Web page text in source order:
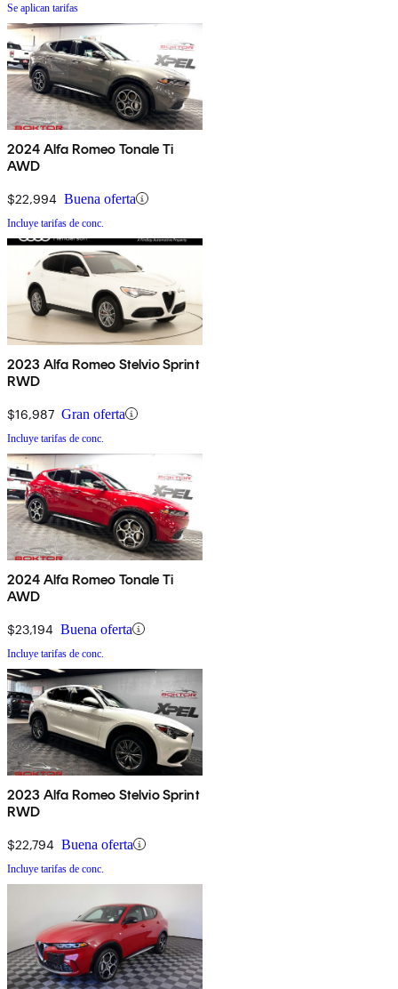
Se aplican tarifas
2024 Alfa Romeo Tonale Ti
AWD
$22,994 Buena oferta
Incluye tarifas de conc.
2023 Alfa Romeo Stelvio Sprint
RWD
$16,987 Gran oferta
Incluye tarifas de conc.
2024 Alfa Romeo Tonale Ti
AWD
$23,194 Buena oferta
Incluye tarifas de conc.
2023 Alfa Romeo Stelvio Sprint
RWD
$22,794 Buena oferta
Incluye tarifas de conc.